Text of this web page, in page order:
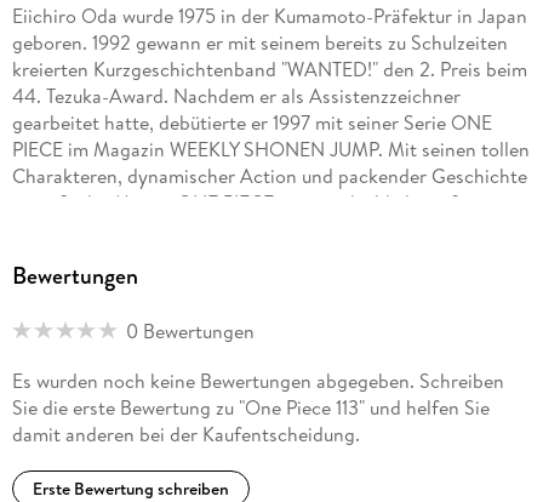
Eiichiro Oda wurde 1975 in der Kumamoto-Präfektur in Japan
geboren. 1992 gewann er mit seinem bereits zu Schulzeiten
kreierten Kurzgeschichtenband "WANTED!" den 2. Preis beim
44. Tezuka-Award. Nachdem er als Assistenzzeichner
gearbeitet hatte, debütierte er 1997 mit seiner Serie ONE
PIECE im Magazin WEEKLY SHONEN JUMP. Mit seinen tollen
Charakteren, dynamischer Action und packender Geschichte
genießt der Manga ONE PIECE eine unglaublich große
multimedial große Erfolge: die Serie wurde als Anime
u. v. m. Die Serie hat auch in Europa und den USA unzählige
dreimonatlich bei Carlsen, außerdem sind mehrere Guides
und Romane sowie der Kurzgeschichtenband WANTED
erschienen!
Bewertungen
0 Bewertungen
Es wurden noch keine Bewertungen abgegeben. Schreiben
Sie die erste Bewertung zu "One Piece 113" und helfen Sie
damit anderen bei der Kaufentscheidung.
Erste Bewertung schreiben